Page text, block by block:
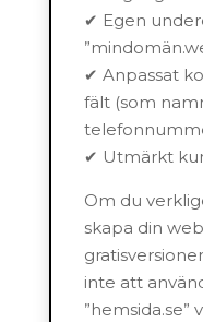
✔ Egen
✔ Anpassat
fält (som
✔ Utmärkt
Om du
skapa din
inte att
”hemsida.se”